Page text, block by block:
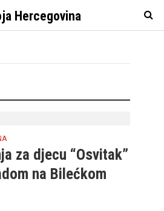
za djecu “Osvitak”
na Bilećkom